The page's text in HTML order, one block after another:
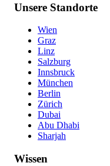
Unsere Standorte
Wien
Graz
Linz
Salzburg
Innsbruck
München
Berlin
Zürich
Dubai
Abu Dhabi
Sharjah
Wissen